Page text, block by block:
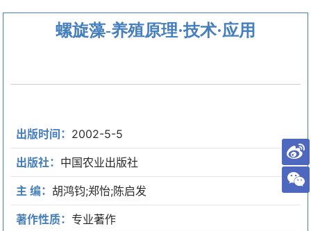
螺旋藻-养殖原理·技术·应用
出版时间： 2002-5-5
出版社： 中国农业出版社
主 编： 胡鸿钧;郑怡;陈启发
著作性质： 专业著作